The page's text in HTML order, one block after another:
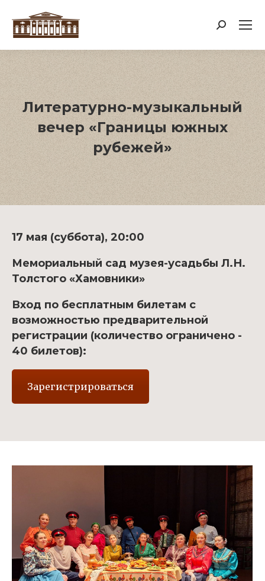
Поиск:
Литературно-музыкальный
вечер «Границы южных
рубежей»
17 мая (суббота), 20:00
Мемориальный сад музея-усадьбы Л.Н.
Толстого «Хамовники»
Вход по бесплатным билетам с
возможностью предварительной
регистрации (количество ограничено -
40 билетов):
Зарегистрироваться